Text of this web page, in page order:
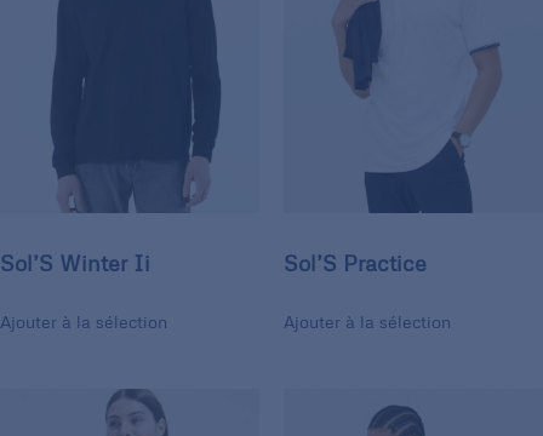
Sol’S Winter Ii
Ajouter à la sélection
Sol’S Practice
Ajouter à la sélection